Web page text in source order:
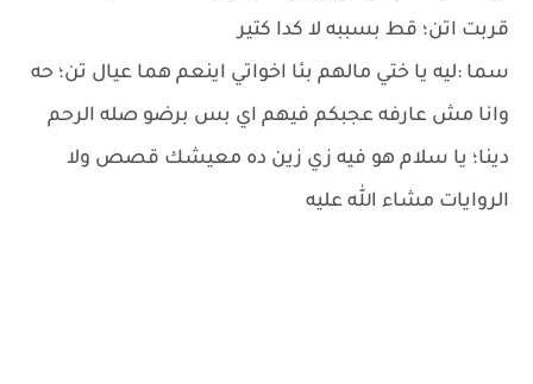
قربت اتن؛ قط بسببه لا كدا كتير
سما :ليه يا ختي مالهم بئا اخواتي اينعم هما عيال تن؛ حه
وانا مش عارفه عجبكم فيهم اي بس برضو صله الرحم
دينا؛ يا سلام هو فيه زي زين ده معيشك قصص ولا
الروايات مشاء الله عليه